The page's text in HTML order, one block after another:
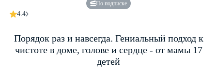
По подписке
4.4
Порядок раз и навсегда. Гениальный подход к
чистоте в доме, голове и сердце - от мамы 17
детей